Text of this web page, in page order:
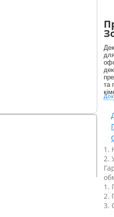
та
1.
2.
1.
2.
3.